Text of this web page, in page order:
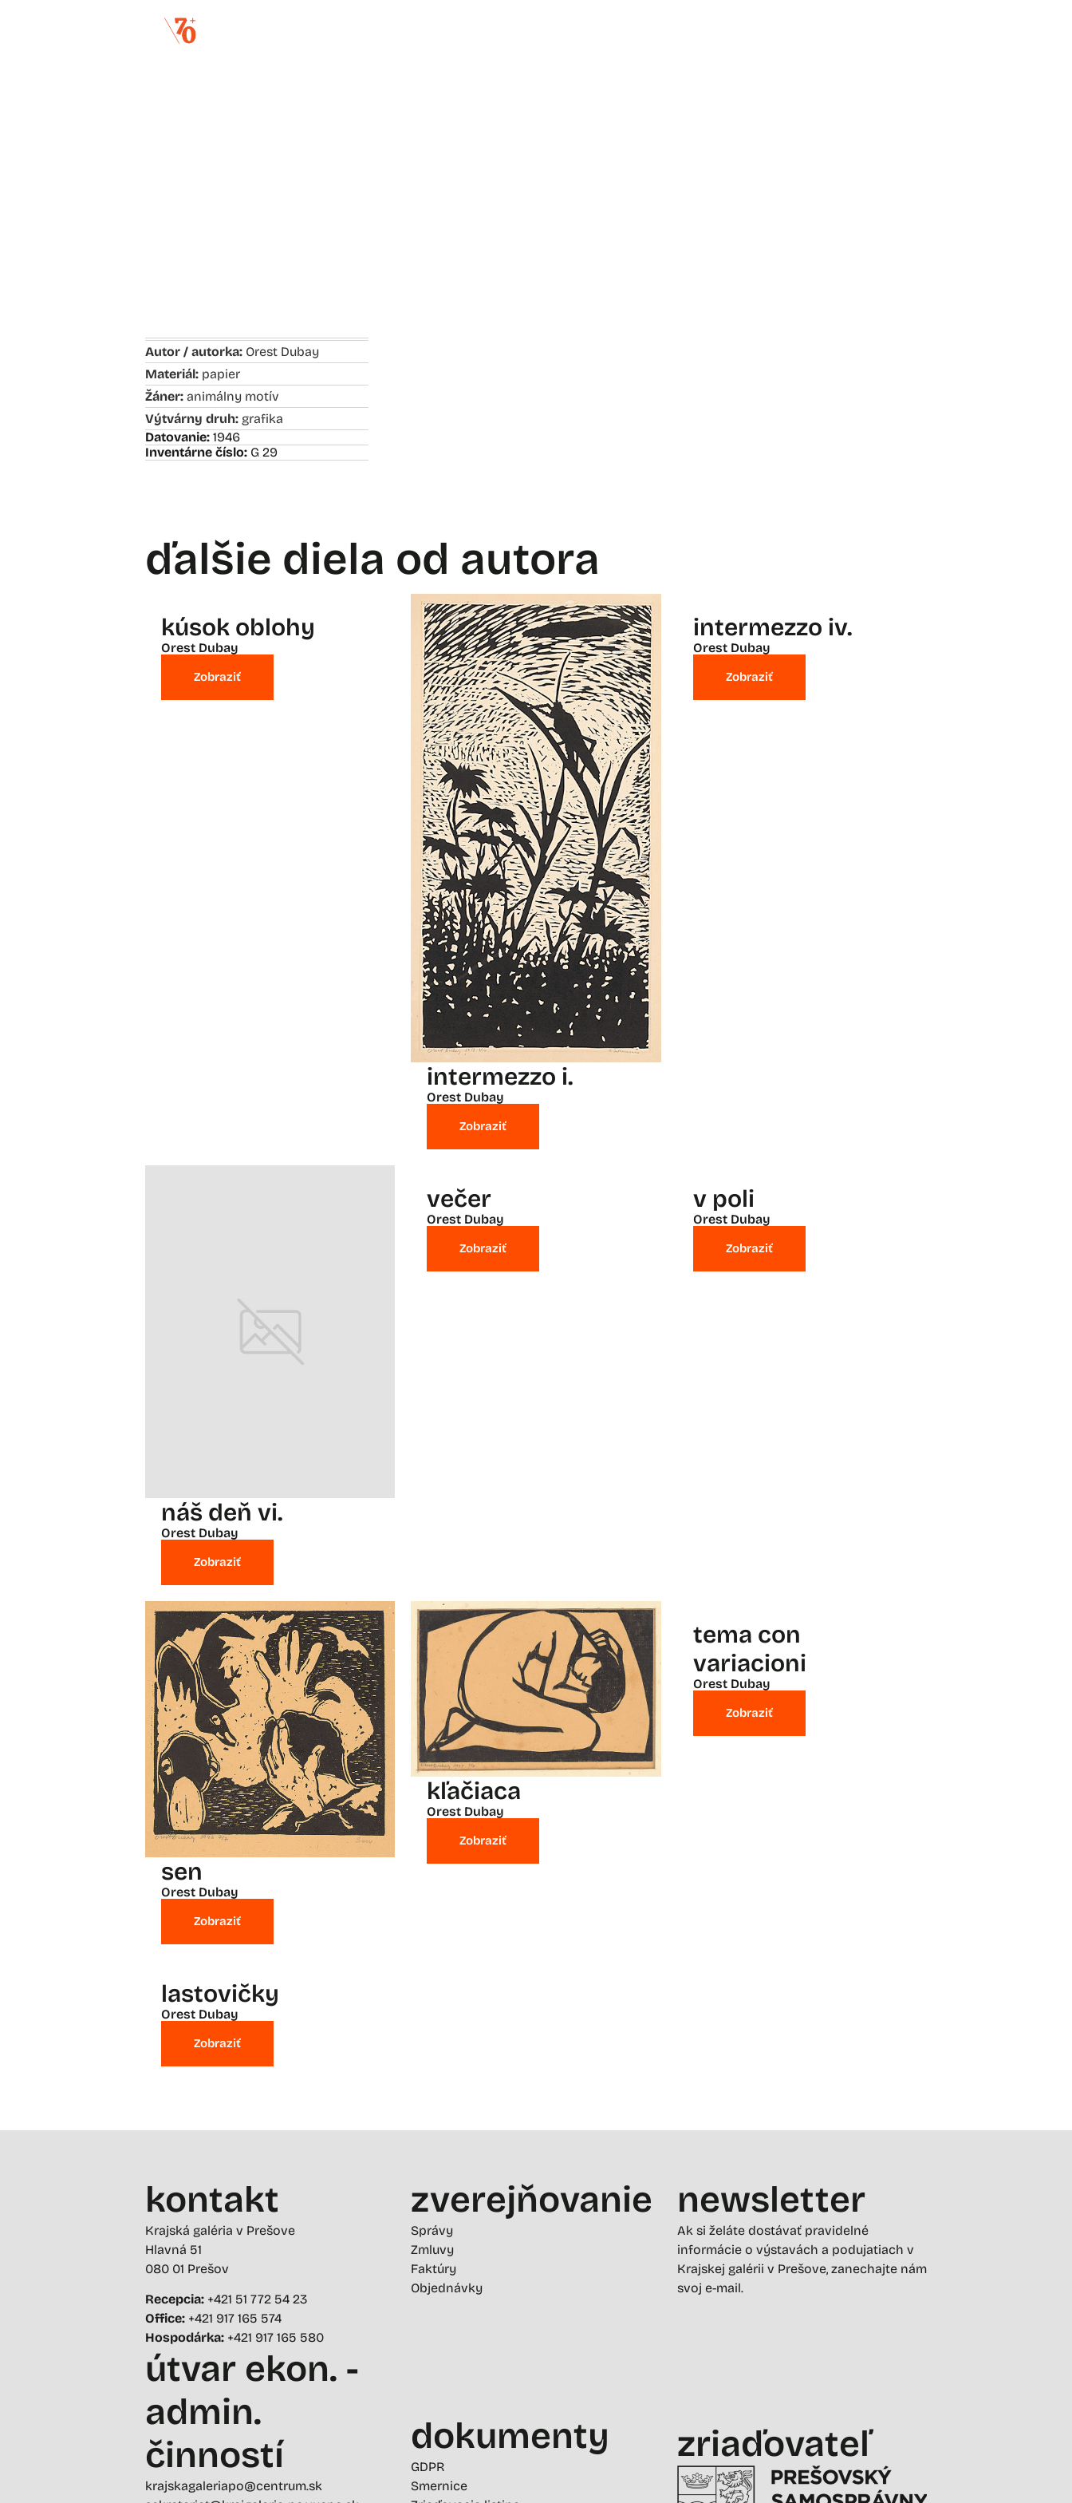
Autor / autorka: Orest Dubay
Materiál: papier
Žáner: animálny motív
Výtvárny druh: grafika
Datovanie: 1946
Inventárne číslo: G 29
ďalšie diela od autora
kúsok oblohy
Orest Dubay
Zobraziť
intermezzo i.
Orest Dubay
Zobraziť
intermezzo iv.
Orest Dubay
Zobraziť
náš deň vi.
Orest Dubay
Zobraziť
večer
Orest Dubay
Zobraziť
v poli
Orest Dubay
Zobraziť
sen
Orest Dubay
Zobraziť
kľačiaca
Orest Dubay
Zobraziť
tema con
variacioni
Orest Dubay
Zobraziť
lastovičky
Orest Dubay
Zobraziť
kontakt
Krajská galéria v Prešove
Hlavná 51
080 01 Prešov
Recepcia: +421 51 772 54 23
Office: +421 917 165 574
Hospodárka: +421 917 165 580
útvar ekon. -
admin.
činností
krajskagaleriapo@centrum.sk
zverejňovanie
Správy
Zmluvy
Faktúry
Objednávky
dokumenty
GDPR
Smernice
newsletter
Ak si želáte dostávať pravidelné
informácie o výstavách a podujatiach v
Krajskej galérii v Prešove, zanechajte nám
svoj e-mail.
zriaďovateľ